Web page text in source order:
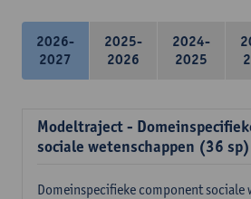
2026-
2027
2025-
2026
2024-
2025
Modeltraject -
sociale wetenschappen (36 sp)
Domeinspecifieke component sociale